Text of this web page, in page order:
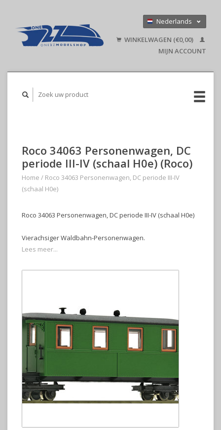
Nederlands
English
WINKELWAGEN (€0,00)
MIJN ACCOUNT
Roco 34063 Personenwagen, DC
periode III-IV (schaal H0e) (Roco)
Home / Roco 34063 Personenwagen, DC periode III-IV
(schaal H0e)
Roco 34063 Personenwagen, DC periode III-IV (schaal H0e)
Vierachsiger Waldbahn-Personenwagen.
Lees meer...